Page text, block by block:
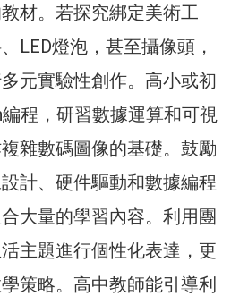
材。若探究綁定美術工
LED燈泡，甚至攝像頭，
元實驗性創作。高小或初
程，研習數據運算和可視
雜數碼圖像的基礎。鼓勵
計、硬件驅動和數據編程
大量的學習內容。利用團
主題進行個性化表達，更
策略。高中教師能引導利